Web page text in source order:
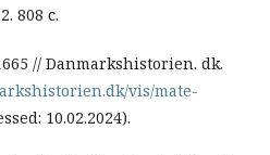
808 с.
// Danmarkshistorien. dk.
vis/mate-
10.02.2024).